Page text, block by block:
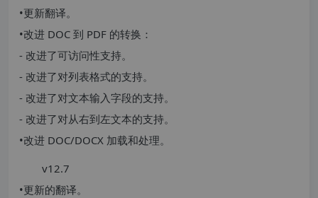
•更新翻译。
•改进 DOC 到 PDF 的转换：
- 改进了可访问性支持。
- 改进了对列表格式的支持。
- 改进了对文本输入字段的支持。
- 改进了对从右到左文本的支持。
•改进 DOC/DOCX 加载和处理。
v12.7
•更新的翻译。